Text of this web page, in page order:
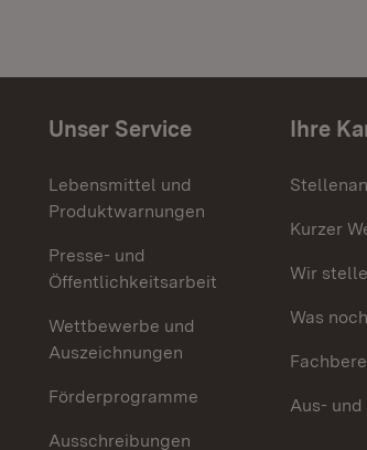
Unser Service
Lebensmittel und
Produktwarnungen
Presse- und
Öffentlichkeitsarbeit
Wettbewerbe und
Auszeichnungen
Förderprogramme
Ausschreibungen
Ihre
Kurzer
Wir
Was
Aus-